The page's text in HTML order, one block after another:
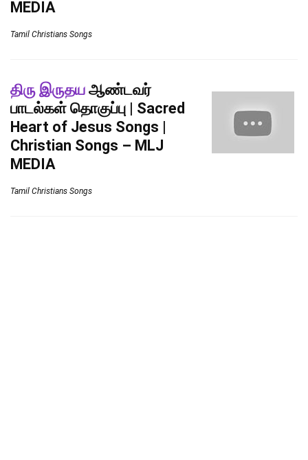
MEDIA
Tamil Christians Songs
திரு இருதய ஆண்டவர்
பாடல்கள் தொகுப்பு | Sacred
Heart of Jesus Songs |
Christian Songs – MLJ
MEDIA
Tamil Christians Songs